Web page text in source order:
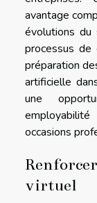
avantage
évolutions du
processus de
préparation
artificielle
une
occasions
virtuel